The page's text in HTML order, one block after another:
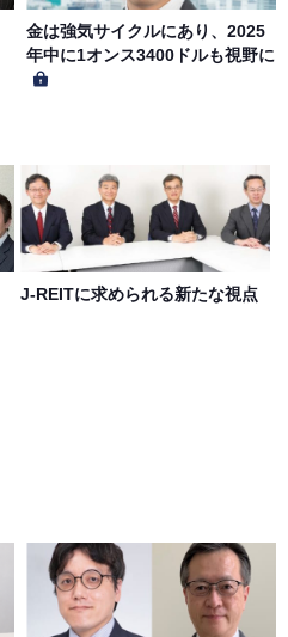
金は強気サイクルにあり、2025
年中に1オンス3400ドルも視野に
J-REITに求められる新たな視点